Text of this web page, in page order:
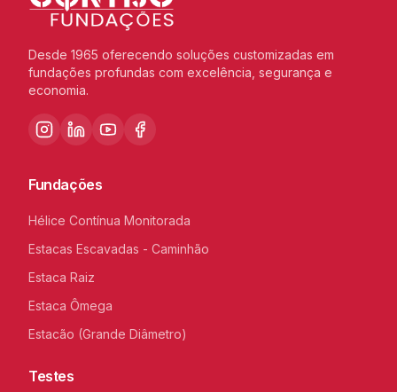
Desde 1965 oferecendo soluções customizadas em
fundações profundas com excelência, segurança e
economia.
Fundações
Hélice Contínua Monitorada
Estacas Escavadas - Caminhão
Estaca Raiz
Estaca Ômega
Estacão (Grande Diâmetro)
Testes